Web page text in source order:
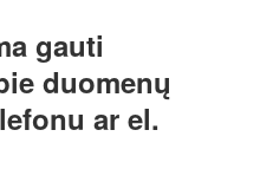
gauti
duomenų
ar el.